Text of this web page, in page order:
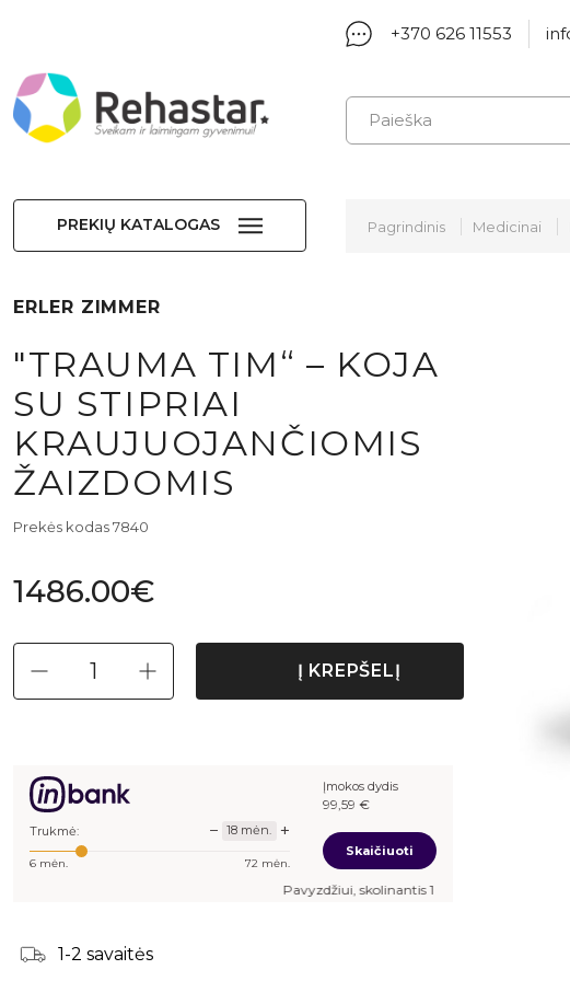
+370 626 11553
PREKIŲ KATALOGAS Pagrindinis Medicinai
ERLER ZIMMER
"TRAUMA TIM“ – KOJA
SU STIPRIAI
KRAUJUOJANČIOMIS
ŽAIZDOMIS
Prekės kodas 7840
1486.00€
Į KREPŠELĮ
Trukmė: − 18 mėn. +
6 mėn. 72 mėn.
Įmokos dydis
99,59 €
Skaičiuoti
Pavyzdžiui, skolinantis1 486,00€, kai sutartis sudaroma
1-2 savaitės